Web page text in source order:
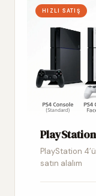
HIZLI SATIŞ
PlayStation
PlayStation
satın alalım